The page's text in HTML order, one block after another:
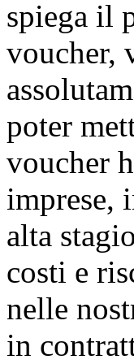
spiega il
voucher,
poter
voucher
imprese,
alta
costi e
nelle
in